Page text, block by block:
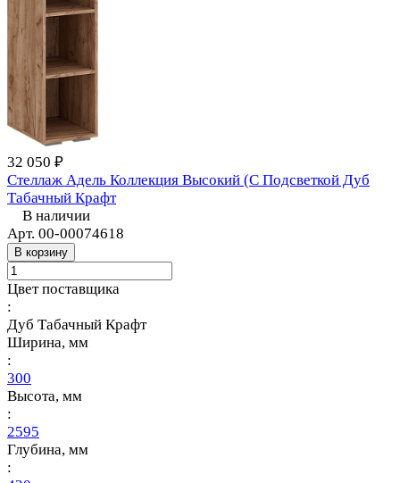
32 050 ₽
Стеллаж Адель Коллекция Высокий (С Подсветкой Дуб
Табачный Крафт
В наличии
Арт. 00-00074618
В корзину
Цвет поставщика
:
Дуб Табачный Крафт
Ширина, мм
:
300
Высота, мм
:
2595
Глубина, мм
: